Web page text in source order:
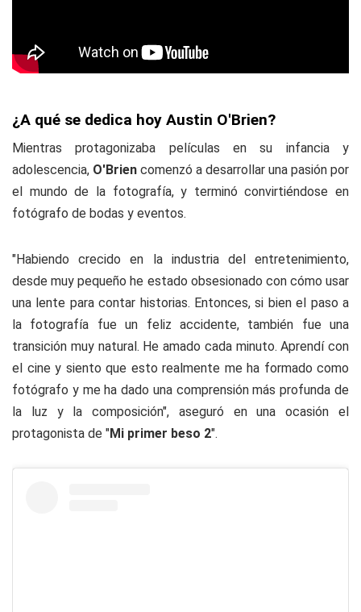
¿A qué se dedica hoy Austin O'Brien?
Mientras protagonizaba películas en su infancia y
adolescencia, O'Brien comenzó a desarrollar una pasión por
el mundo de la fotografía, y terminó convirtiéndose en
fotógrafo de bodas y eventos.
"Habiendo crecido en la industria del entretenimiento,
desde muy pequeño he estado obsesionado con cómo usar
una lente para contar historias. Entonces, si bien el paso a
la fotografía fue un feliz accidente, también fue una
transición muy natural. He amado cada minuto. Aprendí con
el cine y siento que esto realmente me ha formado como
fotógrafo y me ha dado una comprensión más profunda de
la luz y la composición", aseguró en una ocasión el
protagonista de "Mi primer beso 2".